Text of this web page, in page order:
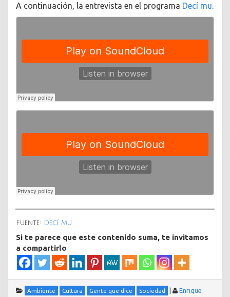
A continuación, la entrevista en el programa Decí mu.
Fuente: Decí Mu
Si te parece que este contenido suma, te invitamos
a compartirlo
Ambiente Cultura Gente que dice Sociedad
Enrique